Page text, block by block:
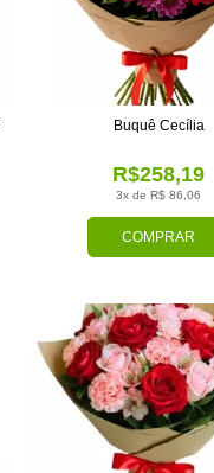
COMPRAR
3x de R$ 86,06
R$258,19
Buquê Cecília